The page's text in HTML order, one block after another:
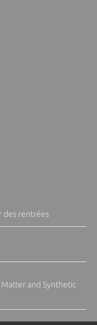
des rentrées
and Synthetic